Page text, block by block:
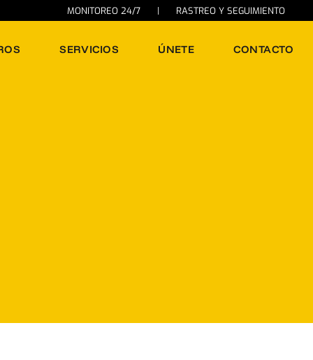
MONITOREO 24/7 | RASTREO Y SEGUIMIENTO
SERVICIOS ÚNETE CONTACTO